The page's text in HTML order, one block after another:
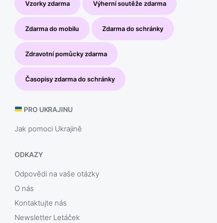
Vzorky zdarma Výherní soutěže zdarma
Zdarma do mobilu Zdarma do schránky
Zdravotní pomůcky zdarma
Časopisy zdarma do schránky
PRO UKRAJINU
Jak pomoci Ukrajině
ODKAZY
Odpovědi na vaše otázky
O nás
Kontaktujte nás
Newsletter Letáček